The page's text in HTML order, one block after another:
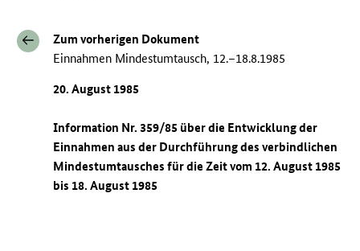
Zum vorherigen Dokument
Einnahmen Mindestumtausch, 12.–18.8.1985
20. August 1985
Information Nr. 359/85 über die Entwicklung der
Einnahmen aus der Durchführung des verbindlichen
Mindestumtausches für die Zeit vom 12. August 1985
bis 18. August 1985